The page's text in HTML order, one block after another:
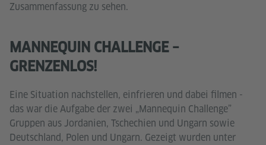
Zusammenfassung zu sehen.
MANNEQUIN CHALLENGE –
GRENZENLOS!
Eine Situation nachstellen, einfrieren und dabei filmen -
das war die Aufgabe der zwei „Mannequin Challenge”
Gruppen aus Jordanien, Tschechien und Ungarn sowie
Deutschland, Polen und Ungarn. Gezeigt wurden unter